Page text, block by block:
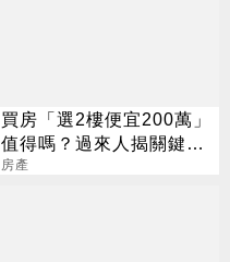
買房「選2樓便宜200萬」
值得嗎？過來人揭關鍵：
看離它有多遠
房產